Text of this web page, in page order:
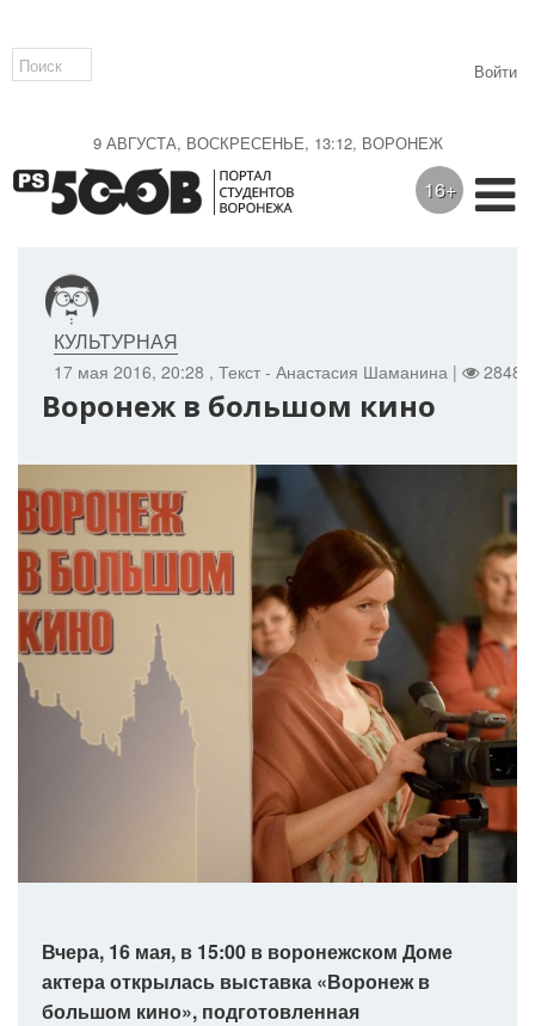
9 АВГУСТА, ВОСКРЕСЕНЬЕ, 13:12, ВОРОНЕЖ
Войти
16+
17 мая 2016, 20:28 , Текст - Анастасия Шаманина | 2848 |
КУЛЬТУРНАЯ
Воронеж в большом кино
Вчера, 16 мая, в 15:00 в воронежском Доме
актера открылась выставка «Воронеж в
большом кино», подготовленная